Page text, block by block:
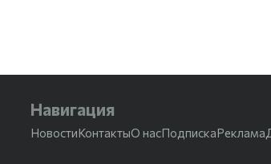
Навигация
НовостиКонтактыО насПодпискаРеклама